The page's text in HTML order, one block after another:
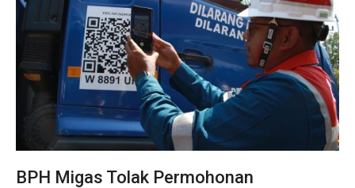
BPH Migas Tolak Permohonan